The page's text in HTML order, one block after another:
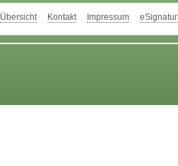
Übersicht Kontakt Impressum eSignatur